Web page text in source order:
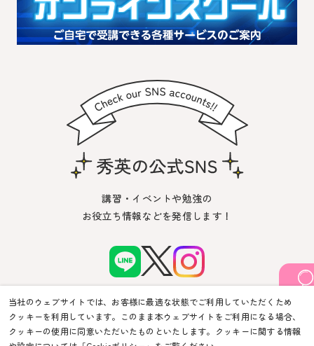
講習・イベントや勉強の
お役立ち情報などを発信します！
当社のウェブサイトでは、お客様に最適な状態でご利用していただくため
クッキーを利用しています。このまま本ウェブサイトをご利用になる場合、
クッキーの使用に同意いただいたものといたします。クッキーに関する情報